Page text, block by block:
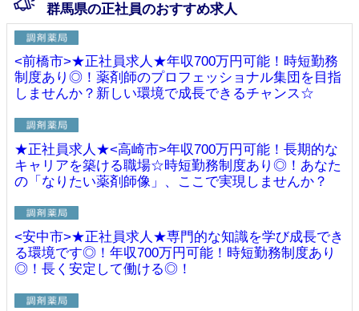
群馬県の正社員のおすすめ求人
<前橋市>★正社員求人★年収700万円可能！時短勤務
制度あり◎！薬剤師のプロフェッショナル集団を目指
しませんか？新しい環境で成長できるチャンス☆
★正社員求人★<高崎市>年収700万円可能！長期的な
キャリアを築ける職場☆時短勤務制度あり◎！あなた
の「なりたい薬剤師像」、ここで実現しませんか？
<安中市>★正社員求人★専門的な知識を学び成長でき
る環境です◎！年収700万円可能！時短勤務制度あり
◎！長く安定して働ける◎！